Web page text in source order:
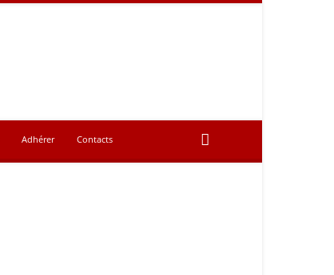
Adhérer Contacts